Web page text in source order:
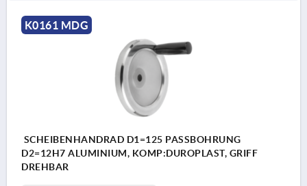
K0161 MDG
SCHEIBENHANDRAD D1=125 PASSBOHRUNG
D2=12H7 ALUMINIUM, KOMP:DUROPLAST, GRIFF
DREHBAR